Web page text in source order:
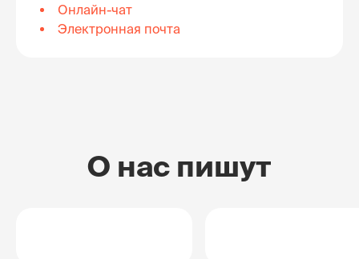
Онлайн-чат
Электронная почта
О нас пишут